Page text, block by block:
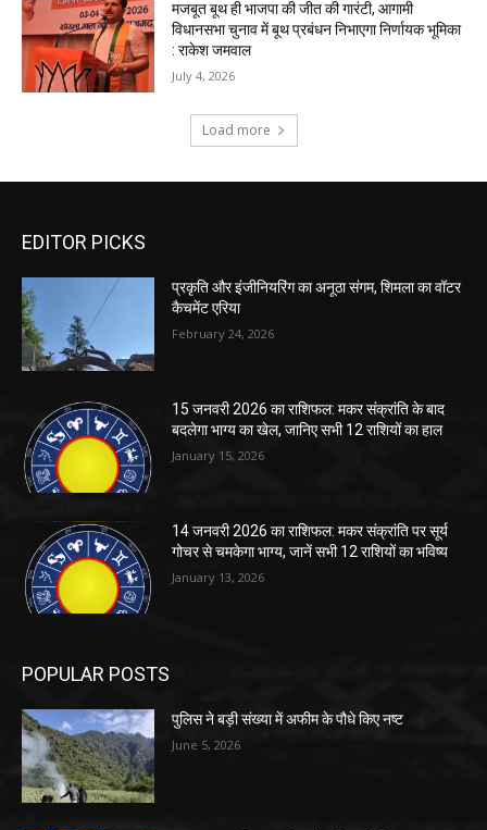
EDITOR PICKS
प्रकृति और इंजीनियरिंग का अनूठा संगम, शिमला का वॉटर
कैचमेंट एरिया
February 24, 2026
15 जनवरी 2026 का राशिफल: मकर संक्रांति के बाद
बदलेगा भाग्य का खेल, जानिए सभी 12 राशियों का हाल
January 15, 2026
14 जनवरी 2026 का राशिफल: मकर संक्रांति पर सूर्य
गोचर से चमकेगा भाग्य, जानें सभी 12 राशियों का भविष्य
January 13, 2026
POPULAR POSTS
पुलिस ने बड़ी संख्या में अफीम के पौधे किए नष्ट
June 5, 2026